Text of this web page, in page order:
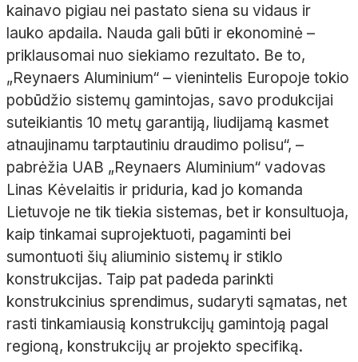
kainavo pigiau nei pastato siena su vidaus ir
lauko apdaila. Nauda gali būti ir ekonominė –
priklausomai nuo siekiamo rezultato. Be to,
„Reynaers Aluminium“ – vienintelis Europoje tokio
pobūdžio sistemų gamintojas, savo produkcijai
suteikiantis 10 metų garantiją, liudijamą kasmet
atnaujinamu tarptautiniu draudimo polisu“, –
pabrėžia UAB „Reynaers Aluminium“ vadovas
Linas Kėvelaitis ir priduria, kad jo komanda
Lietuvoje ne tik tiekia sistemas, bet ir konsultuoja,
kaip tinkamai suprojektuoti, pagaminti bei
sumontuoti šių aliuminio sistemų ir stiklo
konstrukcijas. Taip pat padeda parinkti
konstrukcinius sprendimus, sudaryti sąmatas, net
rasti tinkamiausią konstrukcijų gamintoją pagal
regioną, konstrukcijų ar projekto specifiką.